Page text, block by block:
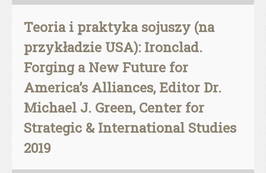
Teoria i praktyka sojuszy (na
przykładzie USA): Ironclad.
Forging a New Future for
America’s Alliances, Editor Dr.
Michael J. Green, Center for
Strategic & International Studies
2019